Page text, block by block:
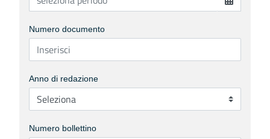
Numero documento
Anno di redazione
Numero bollettino